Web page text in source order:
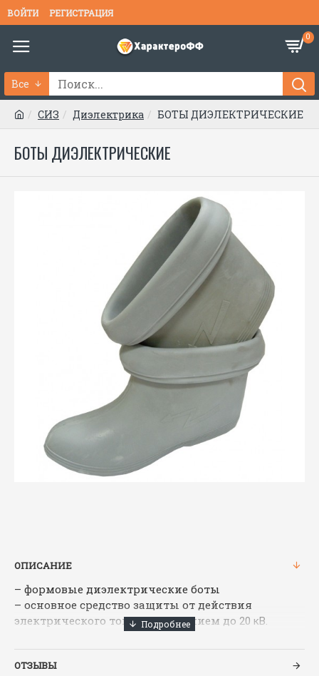
ВОЙТИ РЕГИСТРАЦИЯ
0
Все
СИЗ Диэлектрика БОТЫ ДИЭЛЕКТРИЧЕСКИЕ
БОТЫ ДИЭЛЕКТРИЧЕСКИЕ
ОПИСАНИЕ
– формовые диэлектрические боты
– основное средство защиты от действия
электрического тока напряжением до 20 кВ.
Размеры: 39–46
ГОСТ 13385-78
ОТЗЫВЫ